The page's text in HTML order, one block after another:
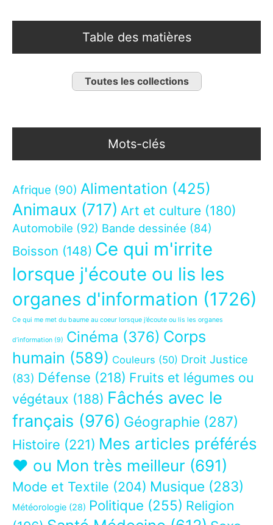
Table des matières
Toutes les collections
Mots-clés
Afrique (90) Alimentation (425)
Animaux (717) Art et culture (180)
Automobile (92) Bande dessinée (84)
Boisson (148) Ce qui m'irrite
lorsque j'écoute ou lis les
organes d'information (1726)
Ce qui me met du baume au coeur lorsque j’écoute ou lis les organes
d’information (9) Cinéma (376) Corps
humain (589) Couleurs (50) Droit Justice
(83) Défense (218) Fruits et légumes ou
végétaux (188) Fâchés avec le
français (976) Géographie (287)
Histoire (221) Mes articles préférés
❤ ou Mon très meilleur (691)
Mode et Textile (204) Musique (283)
Météorologie (28) Politique (255) Religion